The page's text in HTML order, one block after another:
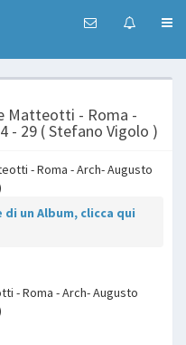
Matteotti - Roma -
- 29 ( Stefano Vigolo )
un Album, clicca qui
- Roma - Arch- Augusto